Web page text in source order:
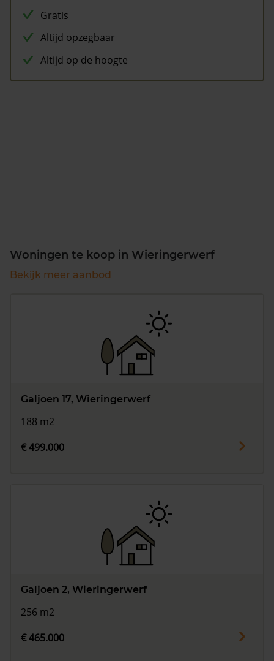
Gratis
Altijd opzegbaar
Altijd op de hoogte
Woningen te koop in Wieringerwerf
Bekijk meer aanbod
Galjoen 17, Wieringerwerf
188 m2
€ 499.000
Galjoen 2, Wieringerwerf
256 m2
€ 465.000